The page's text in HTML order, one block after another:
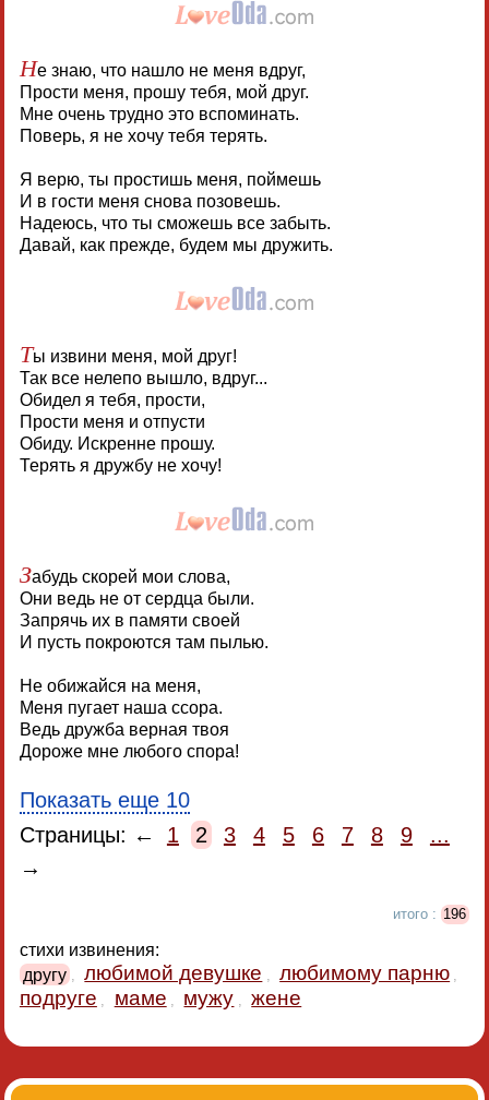
Не знаю, что нашло не меня вдруг,
Прости меня, прошу тебя, мой друг.
Мне очень трудно это вспоминать.
Поверь, я не хочу тебя терять.
Я верю, ты простишь меня, поймешь
И в гости меня снова позовешь.
Надеюсь, что ты сможешь все забыть.
Давай, как прежде, будем мы дружить.
Ты извини меня, мой друг!
Так все нелепо вышло, вдруг...
Обидел я тебя, прости,
Прости меня и отпусти
Обиду. Искренне прошу.
Терять я дружбу не хочу!
Забудь скорей мои слова,
Они ведь не от сердца были.
Запрячь их в памяти своей
И пусть покроются там пылью.
Не обижайся на меня,
Меня пугает наша ссора.
Ведь дружба верная твоя
Дороже мне любого спора!
Показать еще 10
Страницы: ←
1 2 3 4 5 6 7 8 9
...
→
итого : 196
стихи извинения:
другу , любимой девушке , любимому парню ,
подруге , маме , мужу , жене